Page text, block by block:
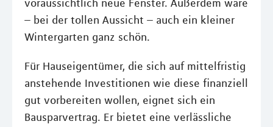
voraussichtlich neue Fenster. Außerdem wäre
– bei der tollen Aussicht – auch ein kleiner
Wintergarten ganz schön.
Für Hauseigentümer, die sich auf mittelfristig
anstehende Investitionen wie diese finanziell
gut vorbereiten wollen, eignet sich ein
Bausparvertrag. Er bietet eine verlässliche